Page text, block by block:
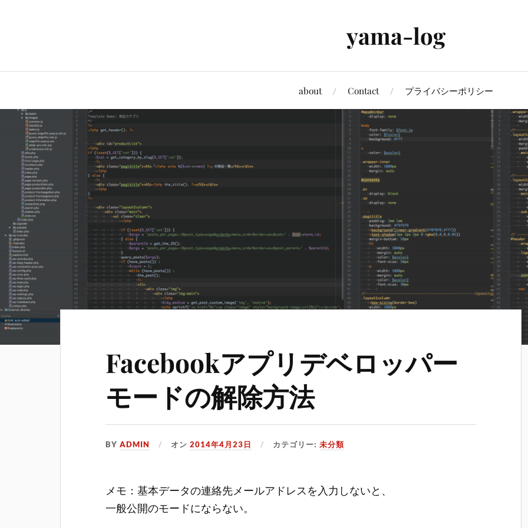
yama-log
about Contact プライバシーポリシー
Facebookアプリデベロッパー
モードの解除方法
BYADMIN オン2014年4月23日 カテゴリー:未分類
メモ：基本データの連絡先メールアドレスを入力しないと、
一般公開のモードにならない。